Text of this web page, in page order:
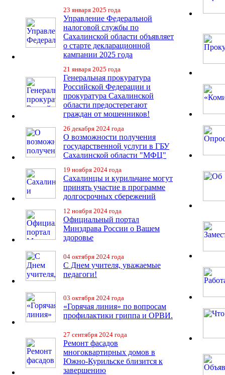
23 января 2025 года
Управление Федеральной
налоговой службы по
Сахалинской области объявляет
о старте декларационной
кампании 2025 года
21 января 2025 года
Генеральная прокуратура
Российской Федерации и
прокуратура Сахалинской
области предостерегают
граждан от мошенников!
26 декабря 2024 года
О возможности получения
государственной услуги в ГБУ
Сахалинской области "МФЦ"
19 ноября 2024 года
Сахалинцы и курильчане могут
принять участие в программе
долгосрочных сбережений
12 ноября 2024 года
Официальный портал
Минздрава России о Вашем
здоровье
04 октября 2024 года
С Днем учителя, уважаемые
педагоги!
03 октября 2024 года
«Горячая линия» по вопросам
профилактики гриппа и ОРВИ.
27 сентября 2024 года
Ремонт фасадов
многоквартирных домов в
Южно-Курильске близится к
завершению